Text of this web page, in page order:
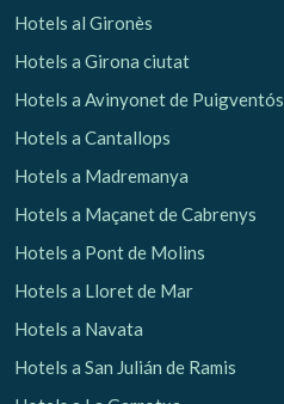
Hotels al Gironès
Hotels a Girona ciutat
Hotels a Avinyonet de Puigventós
Hotels a Cantallops
Hotels a Madremanya
Hotels a Maçanet de Cabrenys
Hotels a Pont de Molins
Hotels a Lloret de Mar
Hotels a Navata
Hotels a San Julián de Ramis